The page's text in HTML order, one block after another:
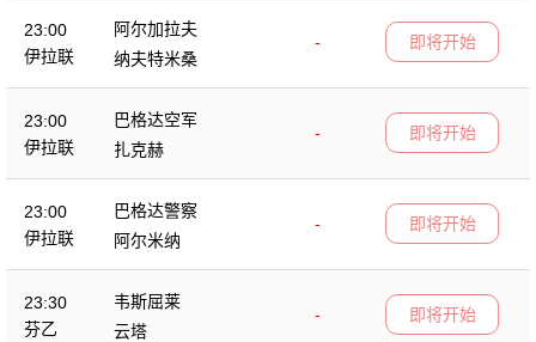
23:00
伊拉联
阿尔加拉夫
-
纳夫特米桑
即将开始
23:00
伊拉联
巴格达空军
-
扎克赫
即将开始
23:00
伊拉联
巴格达警察
-
阿尔米纳
即将开始
23:30
芬乙
韦斯屈莱
-
云塔
即将开始